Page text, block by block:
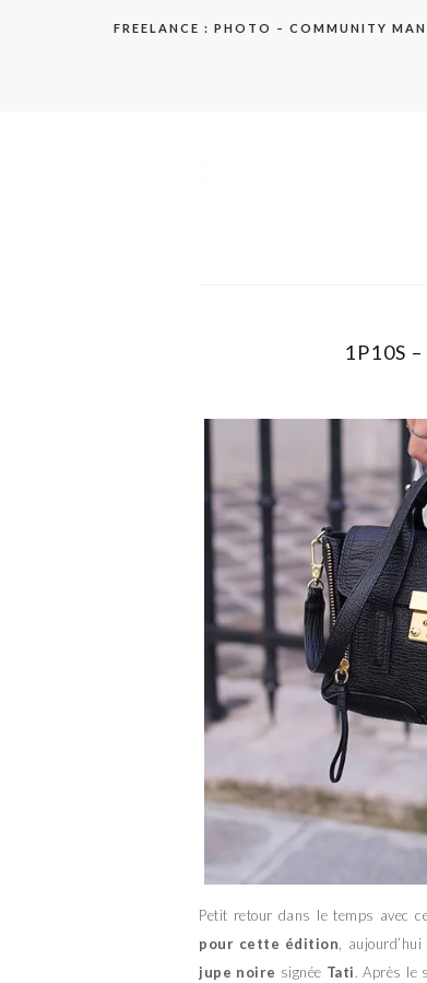
FREELANCE : PHOTO – COMMUNITY
1P10S
Petit retour dans le temps avec
pour cette édition,
jupe noire signée Tati. Après le